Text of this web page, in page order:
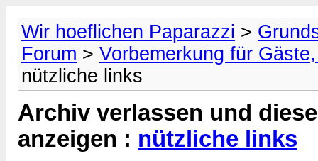
Wir hoeflichen Paparazzi >
Forum > Vorbemerkung für
nützliche links
Archiv verlassen und
anzeigen : nützliche links